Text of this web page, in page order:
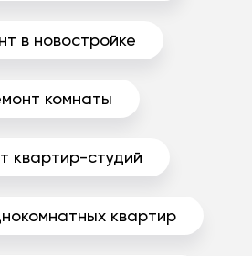
в новостройке
комнаты
квартир-студий
квартир